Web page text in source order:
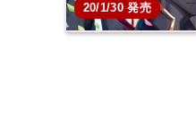
20/1/30 発売